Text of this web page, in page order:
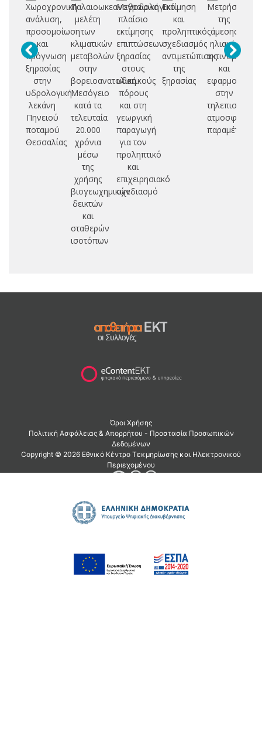
Χωροχρονική
ανάλυση,
προσομοίωση
και
πρόγνωση
ξηρασίας
στην
υδρολογική
λεκάνη
Πηνειού
ποταμού
Θεσσαλίας
Παλαιοωκεανογραφική
μελέτη
των
κλιματικών
μεταβολών
στην
βορειοανατολική
Μεσόγειο
κατά τα
τελευταία
20.000
χρόνια
μέσω
της
χρήσης
βιογεωχημικών
δεικτών
και
σταθερών
ισοτόπων
Μεθοδολογικό
πλαίσιο
εκτίμησης
επιπτώσεων
ξηρασίας
στους
υδατικούς
πόρους
και στη
γεωργική
παραγωγή
για τον
προληπτικό
και
επιχειρησιακό
σχεδιασμό
Εκτίμηση
και
προληπτικός
σχεδιασμός
αντιμετώπισης
της
ξηρασίας
Μετρήσεις
της
άμεσης
ηλιακής
ακτινοβολίας
και
εφαρμογές
στην
παραμέτρων